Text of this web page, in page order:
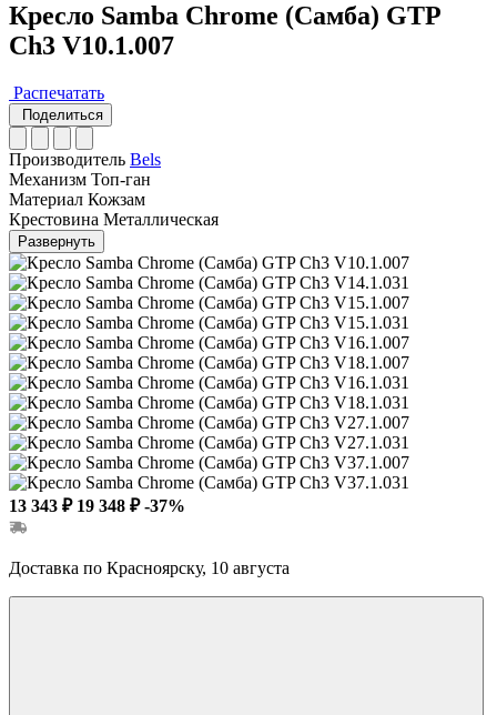
Кресло Samba Chrome (Самба) GTP
Ch3 V10.1.007
Распечатать
Поделиться
Производитель Bels
Механизм Топ-ган
Материал Кожзам
Крестовина Металлическая
Развернуть
13 343 ₽ 19 348 ₽ -37%
Доставка по Красноярску, 10 августа